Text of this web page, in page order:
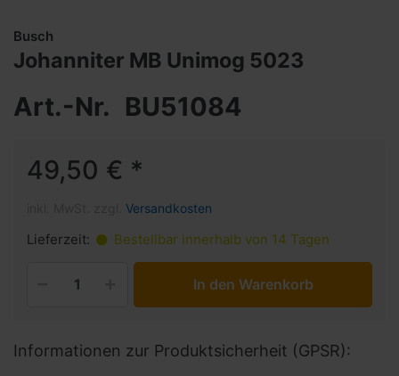
Busch
Johanniter MB Unimog 5023
Art.-Nr. BU51084
49,50 € *
Versandkosten
Lieferzeit: Bestellbar innerhalb von 14 Tagen
In den Warenkorb
Informationen zur Produktsicherheit (GPSR):